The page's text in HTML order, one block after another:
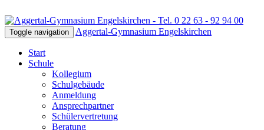
Toggle navigation Aggertal-Gymnasium Engelskirchen
Start
Schule
Kollegium
Schulgebäude
Anmeldung
Ansprechpartner
Schülervertretung
Beratung